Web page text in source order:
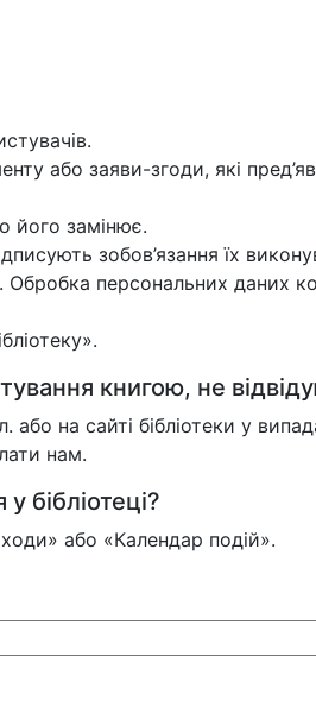
або заяви-згоди, які
його замінює.
зобов’язання їх
персональних даних
книгою, не
на сайті бібліотеки у
нам.
бібліотеці?
або «Календар подій».